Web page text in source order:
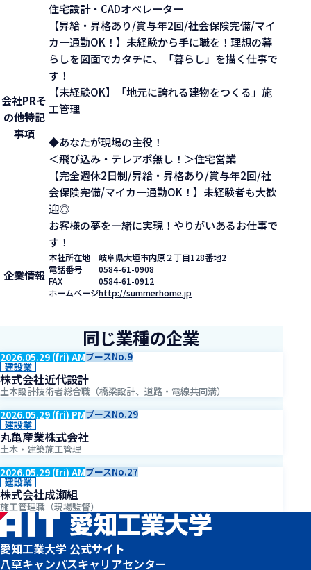
会社PRそ
の他特記
事項
住宅設計・CADオペレーター
【昇給・昇格あり/賞与年2回/社会保険完備/マイ
カー通勤OK！】未経験から手に職を！理想の暮
らしを図面でカタチに、「暮らし」を描く仕事で
す！
【未経験OK】「地元に誇れる建物をつくる」施
工管理
◆あなたが現場の主役！
＜飛び込み・テレアポ無し！＞住宅営業
【完全週休2日制/昇給・昇格あり/賞与年2回/社
会保険完備/マイカー通勤OK！】未経験者も大歓
迎◎
お客様の夢を一緒に実現！やりがいあるお仕事で
す！
企業情報
本社所在地
岐阜県大垣市内原２丁目128番地2
電話番号
0584-61-0908
FAX
0584-61-0912
ホームページhttp://summerhome.jp
同じ業種の企業
2026.05.29 (fri) AMブースNo.9
建設業
株式会社近代設計
土木設計技術者総合職（橋梁設計、道路・電線共同溝）
2026.05.29 (fri) PMブースNo.29
建設業
丸亀産業株式会社
土木・建築施工管理
2026.05.29 (fri) AMブースNo.27
建設業
株式会社成瀬組
施工管理職（現場監督）
愛知工業大学 公式サイト
八草キャンパスキャリアセンター